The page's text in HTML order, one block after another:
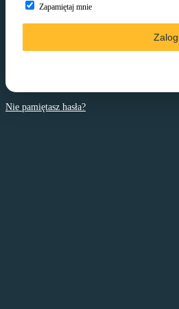
Zapamiętaj mnie
Nie pamiętasz hasła?